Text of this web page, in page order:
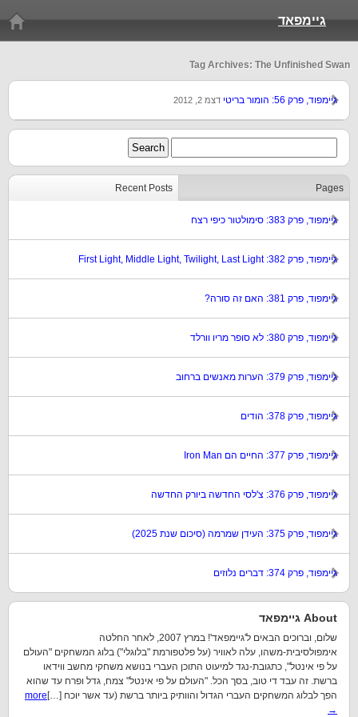
גיימפאד
Tag Archives: The Unfinished Swan
גיימפוד, פרק 56: הומור בריטי דצמ 2, 2012
Recent Posts Pages
גיימפוד, פרק 383: סימולטור כיפי רצח
גיימפוד, פרק 382: First Light, Middle Light, Twilight, Last Light
גיימפוד, פרק 381: האם זה סורה?
גיימפוד, פרק 380: לא סופר מריו וורלד
גיימפוד, פרק 379: הערות מאנשים ברחוב
גיימפוד, פרק 378: הודים
גיימפוד, פרק 377: החיים הם Iron Man
גיימפוד, פרק 376: צ'לסי החדשה ביורק החדשה
גיימפוד, פרק 375: העידן שמרמה (סיכום שנת 2025)
גיימפוד, פרק 374: דברים נלוזים
About גיימפאד
שלום, וברוכים הבאים ל'גיימפאד'! במרץ 2007, לאחר החלטה
אימפולסיבית-משהו, עלה לאוויר (על פלטפורמת "בלוגלי") בלוג המשחקים "העולם
על פי אינטל", כתגובת-נגד למיעוט התוכן העברי בנושא משחקי מחשב ווידאו
ברשת. זה עבד די טוב, בסך הכל. "העולם על פי אינטל" צמח, גדל ופרח עד שהוא
הפך לבלוג המשחקים העברי הגדול והוותיק ביותר ברשת (עד אשר יוכח […] more
→